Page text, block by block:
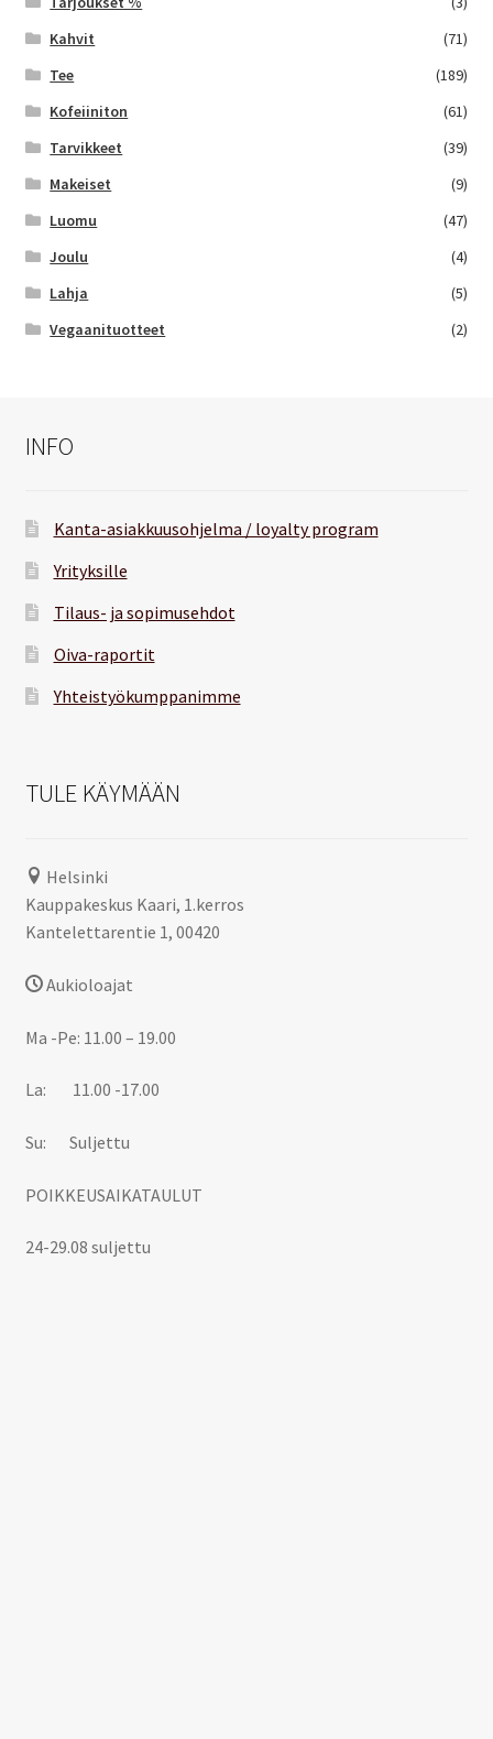
Kahvit
(71)
Tee
(189)
Kofeiiniton
(61)
Tarvikkeet
(39)
Makeiset
(9)
Luomu
(47)
Joulu
(4)
Lahja
(5)
Vegaanituotteet
(2)
INFO
Kanta-asiakkuusohjelma / loyalty program
Yrityksille
Tilaus- ja sopimusehdot
Oiva-raportit
Yhteistyökumppanimme
TULE KÄYMÄÄN
Helsinki
Kauppakeskus Kaari, 1.kerros
Kantelettarentie 1, 00420
Aukioloajat
Ma -Pe: 11.00 – 19.00
La: 11.00 -17.00
Su: Suljettu
POIKKEUSAIKATAULUT
24-29.08 suljettu